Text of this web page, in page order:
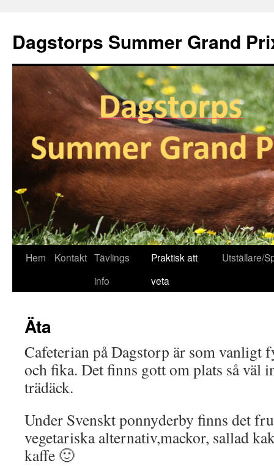
Dagstorps Summer Grand
Hoppa
Hem Kontakt Tävlings
info
Praktisk att
veta
Utställare/
Äta
Cafeterian på Dagstorp är som vanligt
och fika. Det finns gott om plats så väl
trädäck.
Under Svenskt ponnyderby finns det
vegetariska alternativ,mackor, sallad
kaffe 🙂